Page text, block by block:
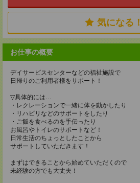
気になる！
お仕事の概要
デイサービスセンターなどの福祉施設で
日帰りのご利用者様をサポート！
▽具体的には…
・レクレーションで一緒に体を動かしたり
・リハビリなどのサポートをしたり
・ご飯を食べるのを手伝ったり
お風呂やトイレのサポートなど！
日常生活のちょっとしたことから
サポートしていただきます！
まずはできることから始めていただくので
未経験の方でも大丈夫！